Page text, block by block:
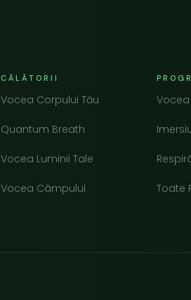
CĂLĂTORII
Vocea Corpului Tău
Quantum Breath
Vocea Luminii Tale
Vocea Câmpului
Vocea
Toate